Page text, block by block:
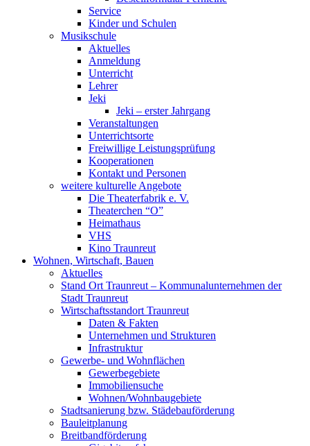
Service
Kinder und Schulen
Musikschule
Aktuelles
Anmeldung
Unterricht
Lehrer
Jeki
Jeki – erster Jahrgang
Veranstaltungen
Unterrichtsorte
Freiwillige Leistungsprüfung
Kooperationen
Kontakt und Personen
weitere kulturelle Angebote
Die Theaterfabrik e. V.
Theaterchen “O”
Heimathaus
VHS
Kino Traunreut
Wohnen, Wirtschaft, Bauen
Aktuelles
Stand Ort Traunreut – Kommunalunternehmen der
Stadt Traunreut
Wirtschaftsstandort Traunreut
Daten & Fakten
Unternehmen und Strukturen
Infrastruktur
Gewerbe- und Wohnflächen
Gewerbegebiete
Immobiliensuche
Wohnen/Wohnbaugebiete
Stadtsanierung bzw. Städebauförderung
Bauleitplanung
Breitbandförderung